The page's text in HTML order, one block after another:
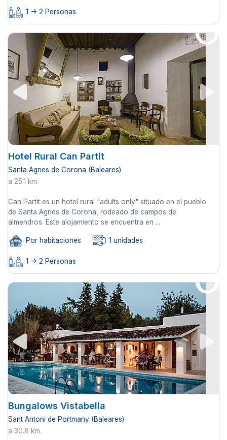
1 -> 2 Personas
Hotel Rural Can Partit
Santa Agnes de Corona (Baleares)
a 25.1 km.
Can Partit es un hotel rural "adults only" situado en el pueblo
de Santa Agnés de Corona, rodeado de campos de
almendros. Este alojamiento se encuentra en ...
Por habitaciones 1 unidades
1 -> 2 Personas
Bungalows Vistabella
Sant Antoni de Portmany (Baleares)
a 30.8 km.